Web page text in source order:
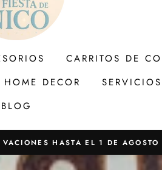
CARRITOS DE
HOME DECOR SERVICIOS
BLOG
VACIONES HASTA EL 1 DE AGOSTO